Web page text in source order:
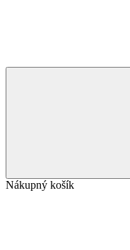
Nákupný košík